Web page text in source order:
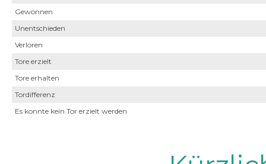
Gewonnen
Unentschieden
Verloren
Tore erzielt
Tore erhalten
Tordifferenz
Es konnte kein Tor erzielt werden